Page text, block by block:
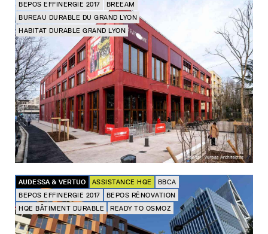
BEPOS EFFINERGIE 2017
BREEAM
BUREAU DURABLE DU GRAND LYON
HABITAT DURABLE GRAND LYON
AUDESSA & VERTUO ASSISTANCE HQE
BBCA
BEPOS EFFINERGIE 2017
BEPOS RÉNOVATION
HQE BÂTIMENT DURABLE
READY TO OSMOZ